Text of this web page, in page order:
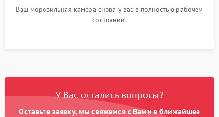
Ваш морозильная камера снова у вас в полностью рабочем
состоянии.
У Вас остались вопросы?
Оставьте заявку, мы свяжемся с Вами в ближайшее